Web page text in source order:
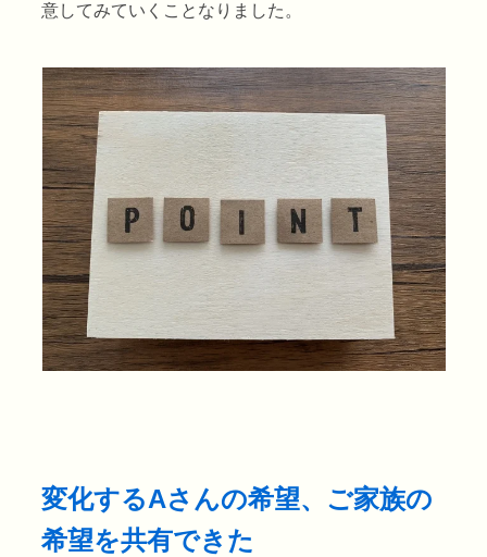
意してみていくことなりました。
変化するAさんの希望、ご家族の
希望を共有できた